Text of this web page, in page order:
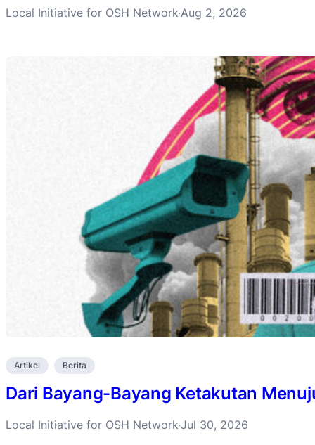
Local Initiative for OSH Network·Aug 2, 2026
Artikel Berita
Dari Bayang-Bayang Ketakutan
Local Initiative for OSH Network·Jul 30, 2026